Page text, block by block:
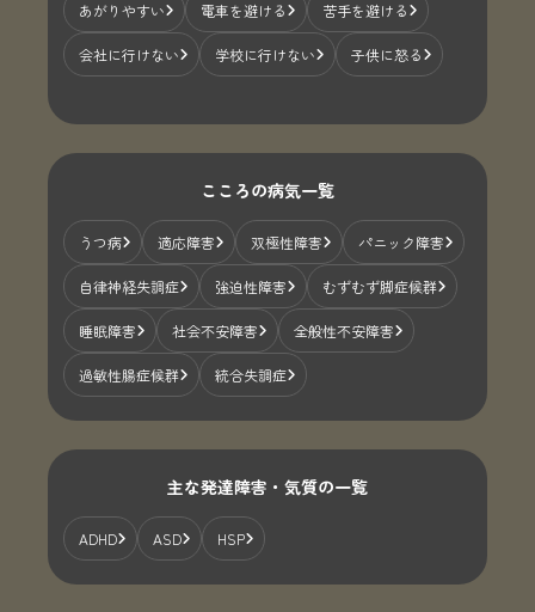
あがりやすい 電車を避ける 苦手を避ける
会社に行けない 学校に行けない 子供に怒る
こころの病気一覧
うつ病 適応障害 双極性障害 パニック障害
自律神経失調症 強迫性障害 むずむず脚症候群
睡眠障害 社会不安障害 全般性不安障害
過敏性腸症候群 統合失調症
主な発達障害・気質の一覧
ADHD ASD HSP